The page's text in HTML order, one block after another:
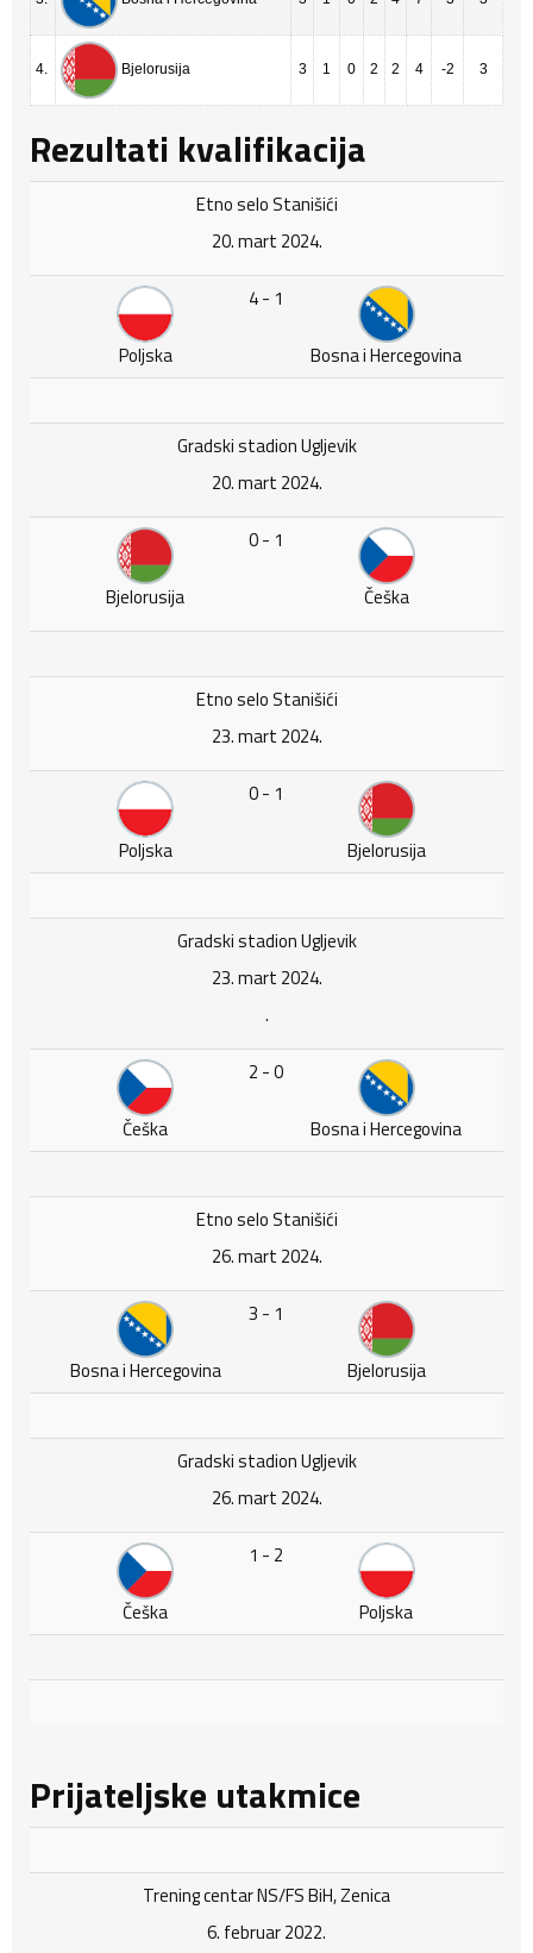
4. Bjelorusija 3 1 0 2 2 4 -2 3
Rezultati kvalifikacija
Etno selo Stanišići
20. mart 2024.
Poljska
4 - 1
Bosna i Hercegovina
Gradski stadion Ugljevik
20. mart 2024.
Bjelorusija
0 - 1
Češka
Etno selo Stanišići
23. mart 2024.
Poljska
0 - 1
Bjelorusija
Gradski stadion Ugljevik
23. mart 2024.
.
Češka
2 - 0
Bosna i Hercegovina
Etno selo Stanišići
26. mart 2024.
Bosna i Hercegovina
3 - 1
Bjelorusija
Gradski stadion Ugljevik
26. mart 2024.
Češka
1 - 2
Poljska
Prijateljske utakmice
Trening centar NS/FS BiH, Zenica
6. februar 2022.